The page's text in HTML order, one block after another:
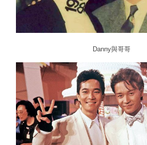
Danny與哥哥